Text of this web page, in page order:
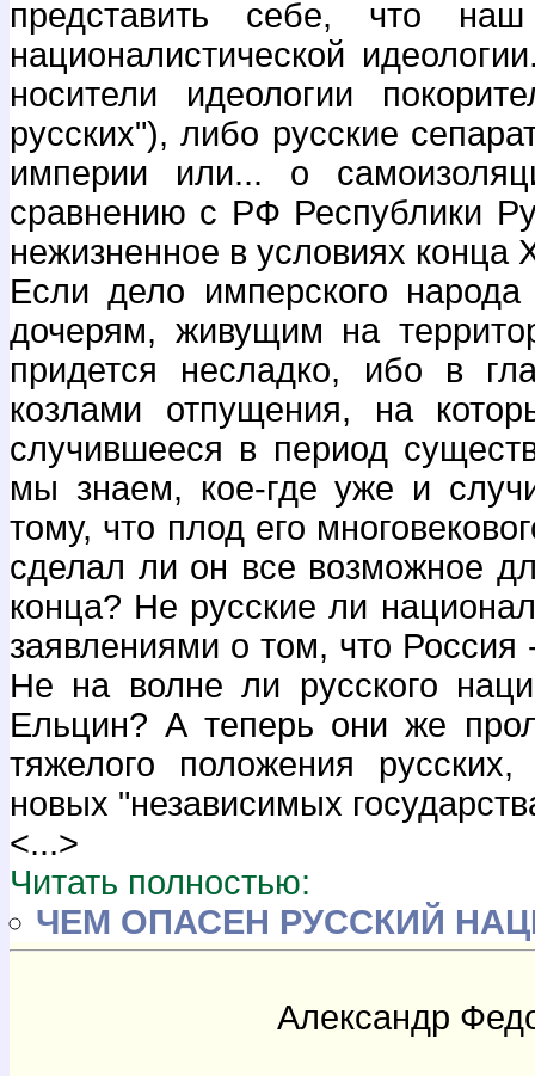
представить себе, что
националистической
носители идеологии
русских"), либо русские
империи или... о
сравнению с РФ Республики
нежизненное в условиях конца
Если дело имперского
дочерям, живущим на
придется несладко, ибо в
козлами отпущения, на
случившееся в период
мы знаем, кое-где уже и
тому, что плод его
сделал ли он все возможное
конца? Не русские ли
заявлениями о том, что
Не на волне ли русского
Ельцин? А теперь они же
тяжелого положения
новых "независимых
<...>
Читать полностью:
ЧЕМ ОПАСЕН РУССКИЙ
Александр